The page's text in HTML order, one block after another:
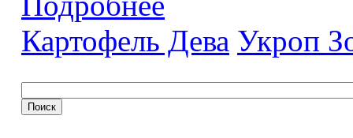
Картофель Дева Укроп